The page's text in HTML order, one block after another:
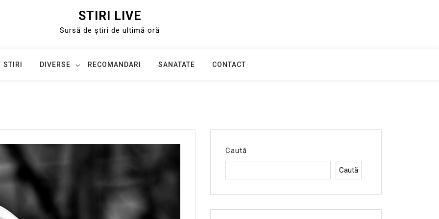
STIRI LIVE
Sursă de știri de ultimă oră
STIRI DIVERSE RECOMANDARI SANATATE CONTACT
Caută
Caută